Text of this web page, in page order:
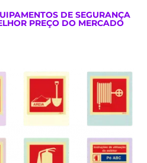
DE SEGURANÇA
PREÇO DO MERCADO